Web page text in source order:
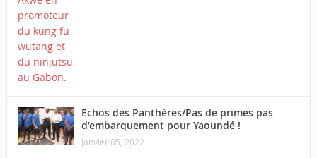
Echos des Panthères/Pas de primes pas
d’embarquement pour Yaoundé !
janvier 05, 2022